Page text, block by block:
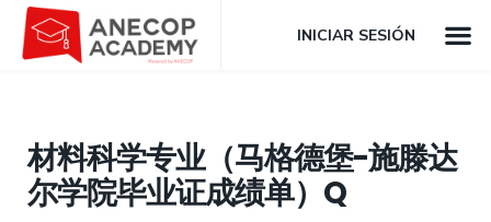
INICIAR SESIÓN
材料科学专业（马格德堡-施滕达
尔学院毕业证成绩单）Q